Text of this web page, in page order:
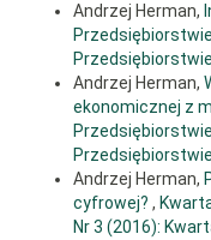
Andrzej Herman,
Przedsiębiorstwie
Andrzej Herman,
ekonomicznej z
Przedsiębiorstwie
Andrzej Herman,
cyfrowej? ,
Nr 3 (2016):